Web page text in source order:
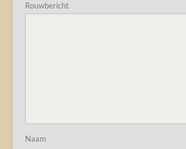
Rouwbericht
Naam